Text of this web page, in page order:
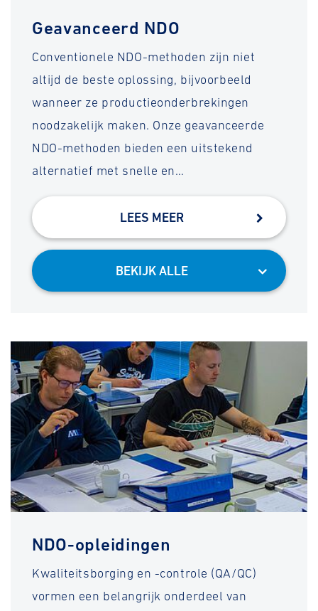
Geavanceerd NDO
Conventionele NDO-methoden zijn niet
altijd de beste oplossing, bijvoorbeeld
wanneer ze productieonderbrekingen
noodzakelijk maken. Onze geavanceerde
NDO-methoden bieden een uitstekend
alternatief met snelle en…
BEKIJK ALLE
LEES MEER
NDO-opleidingen
Kwaliteitsborging en -controle (QA/QC)
vormen een belangrijk onderdeel van